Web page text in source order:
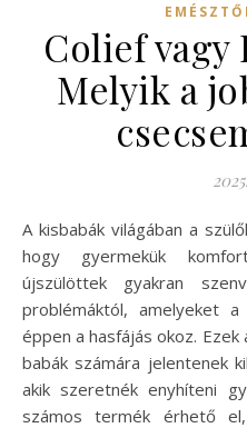
Colief vagy
Melyik a
A kisbabák világában a szülők mindent megtesznek azért,
hogy gyermekük
újszülöttek gyakran
problémáktól, amelyeket
éppen a hasfájás okoz.
babák számára jelentenek
akik szeretnék enyhíteni
számos termék érhető